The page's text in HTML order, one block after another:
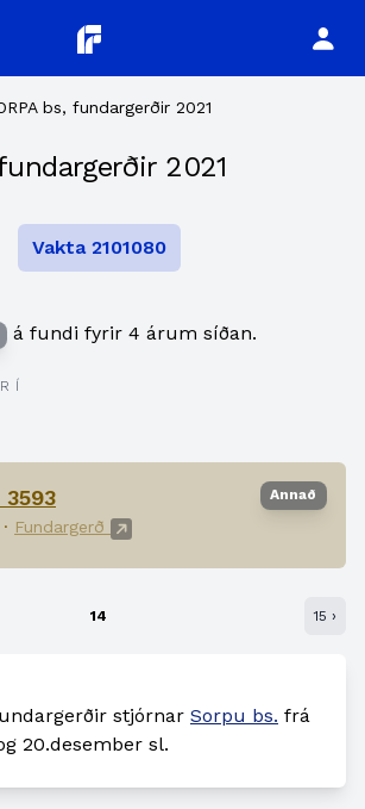
Planitor
bs, fundargerðir 2021
2021
Vakta 2101080
á fundi fyrir 4 árum síðan.
Í
3593
Fundargerð
Annað
14 15 ›
stjórnar Sorpu bs. frá
20.desember sl.